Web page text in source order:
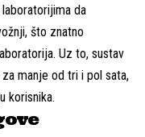
da
što znatno
Uz to, sustav
manje od tri i pol sata,
korisnika.